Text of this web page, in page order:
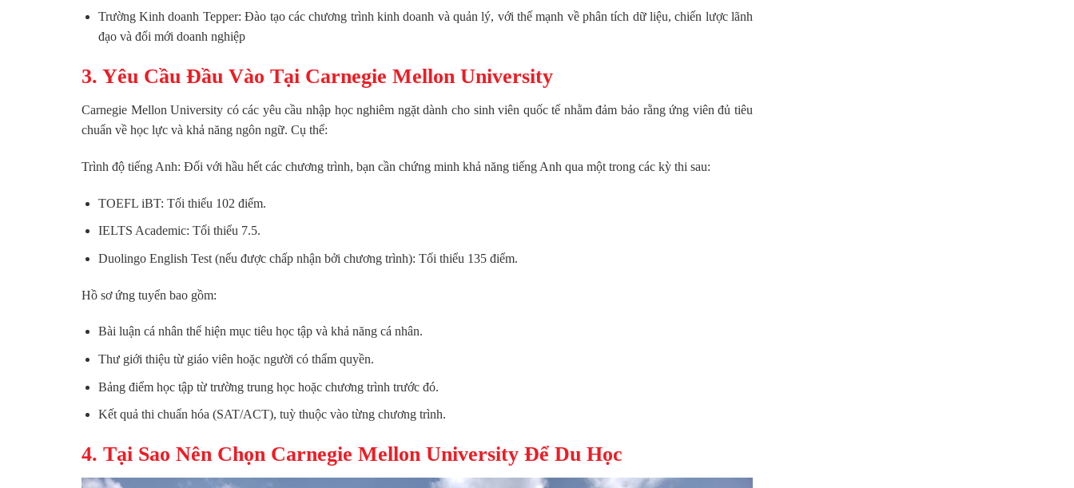
Trường Kinh doanh Tepper: Đào tạo các chương trình kinh doanh và quản lý, với thế mạnh về phân tích dữ liệu, chiến lược lãnh
đạo và đổi mới doanh nghiệp
3. Yêu Cầu Đầu Vào Tại Carnegie Mellon University
Carnegie Mellon University có các yêu cầu nhập học nghiêm ngặt dành cho sinh viên quốc tế nhằm đảm bảo rằng ứng viên đủ tiêu
chuẩn về học lực và khả năng ngôn ngữ. Cụ thể:
Trình độ tiếng Anh: Đối với hầu hết các chương trình, bạn cần chứng minh khả năng tiếng Anh qua một trong các kỳ thi sau:
TOEFL iBT: Tối thiểu 102 điểm.
IELTS Academic: Tối thiểu 7.5.
Duolingo English Test (nếu được chấp nhận bởi chương trình): Tối thiểu 135 điểm.
Hồ sơ ứng tuyển bao gồm:
Bài luận cá nhân thể hiện mục tiêu học tập và khả năng cá nhân.
Thư giới thiệu từ giáo viên hoặc người có thẩm quyền.
Bảng điểm học tập từ trường trung học hoặc chương trình trước đó.
Kết quả thi chuẩn hóa (SAT/ACT), tuỳ thuộc vào từng chương trình.
4. Tại Sao Nên Chọn Carnegie Mellon University Để Du Học